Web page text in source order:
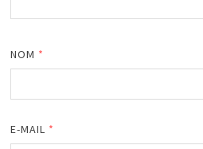
NOM *
E-MAIL *